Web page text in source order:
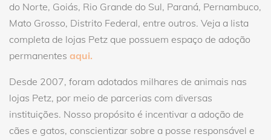
do Norte, Goiás, Rio Grande do Sul, Paraná, Pernambuco,
Mato Grosso, Distrito Federal, entre outros. Veja a lista
completa de lojas Petz que possuem espaço de adoção
permanentes aqui.
Desde 2007, foram adotados milhares de animais nas
lojas Petz, por meio de parcerias com diversas
instituições. Nosso propósito é incentivar a adoção de
cães e gatos, conscientizar sobre a posse responsável e